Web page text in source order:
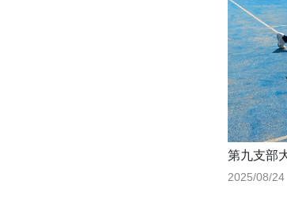
第九支部
2025/08/24